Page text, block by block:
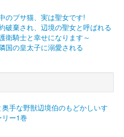
のブサ猫、実は聖女です!
破棄され、辺境の聖女と呼ばれる
衛騎士と幸せになります～
国の皇太子に溺愛される
手な野獣辺境伯のもどかしいす
ー1巻